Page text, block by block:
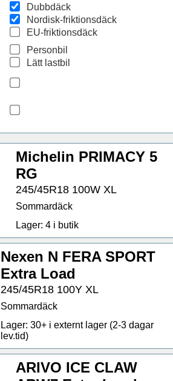
Dubbdäck
Nordisk-friktionsdäck
EU-friktionsdäck
Personbil
Lätt lastbil
Michelin PRIMACY 5
RG
245/45R18 100W XL
Sommardäck
Lager: 4 i butik
Nexen N FERA SPORT
Extra Load
245/45R18 100Y XL
Sommardäck
Lager: 30+ i externt lager (2-3 dagar
lev.tid)
ARIVO ICE CLAW